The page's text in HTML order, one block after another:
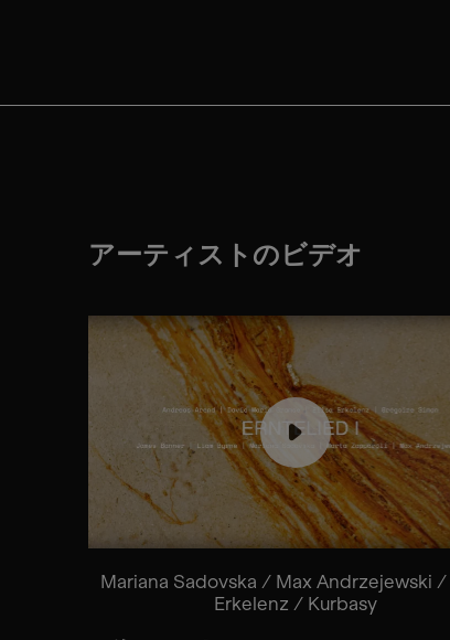
アーティストのビデオ
Mariana Sadovska / Max Andrzejewski /
Erkelenz / Kurbasy